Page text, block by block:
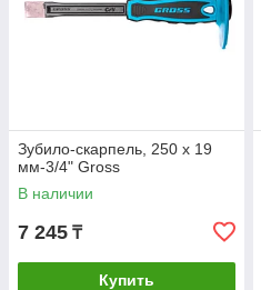
Зубило-скарпель, 250 х 19
мм-3/4" Gross
В наличии
7 245 ₸
Купить